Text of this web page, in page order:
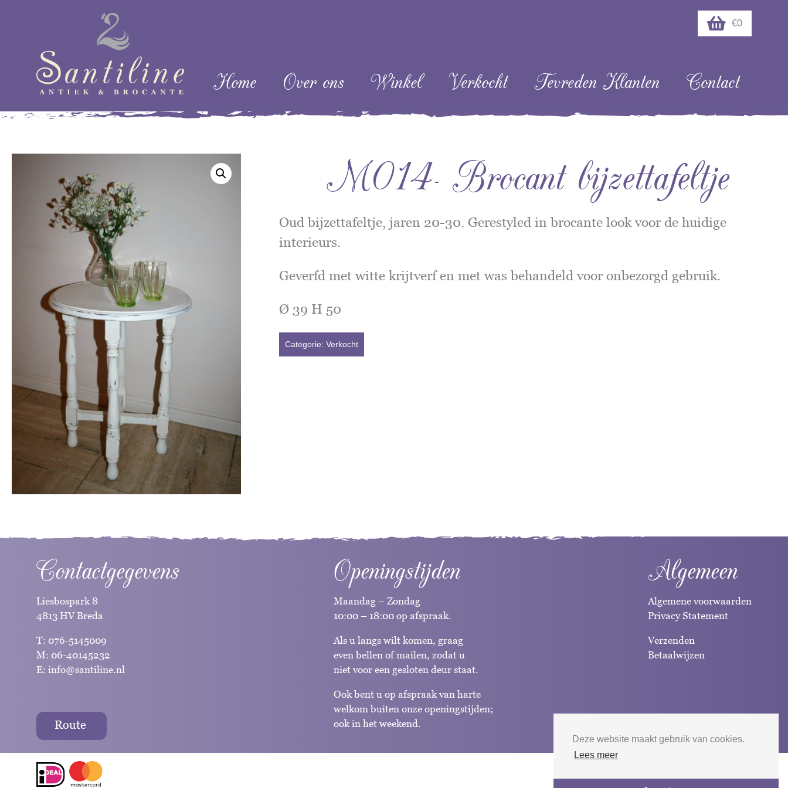
Deze website maakt gebruik van cookies.
Lees meer
€0
Menu
Skip naar content
Home Over ons Winkel Verkocht Tevreden Klanten Contact
M014- Brocant bijzettafeltje
Oud bijzettafeltje, jaren 20-30. Gerestyled in brocante look voor de huidige
interieurs.
Geverfd met witte krijtverf en met was behandeld voor onbezorgd gebruik.
Ø 39 H 50
Categorie:Verkocht
Contactgegevens
Liesbospark 8
4813 HV Breda
T: 076-5145009
M: 06-40145232
E: info@santiline.nl
Route
Openingstijden
Maandag – Zondag
10:00 – 18:00 op afspraak.
Als u langs wilt komen, graag
even bellen of mailen, zodat u
niet voor een gesloten deur staat.
Ook bent u op afspraak van harte
welkom buiten onze openingstijden;
ook in het weekend.
Algemeen
Algemene voorwaarden
Privacy Statement
Verzenden
Betaalwijzen